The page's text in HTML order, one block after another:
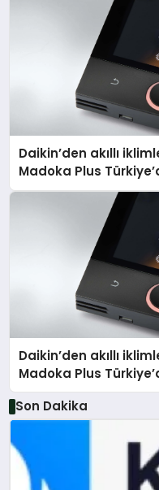
Daikin’den akıllı
Madoka Plus
Daikin’den akıllı
Madoka Plus
Son Dakika